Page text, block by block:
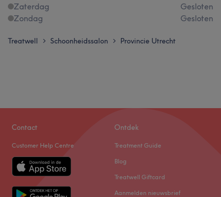
Zaterdag
Gesloten
Zondag
Gesloten
Treatwell > Schoonheidssalon > Provincie Utrecht
Contact
Customer Help Centre
Ontdek
Treatment Guide
Blog
Treatwell Giftcard
Aanmelden nieuwsbrief